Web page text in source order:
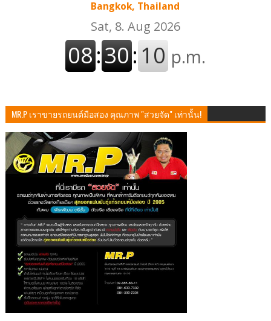
Bangkok, Thailand
MR.P เราขายรถยนต์มือสอง คุณภาพ "สวยจัด" เท่านั้น!